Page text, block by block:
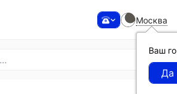
Москва
Ваш